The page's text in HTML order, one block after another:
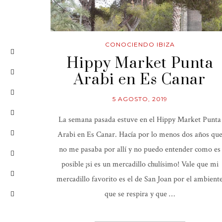
CONOCIENDO IBIZA
Hippy Market Punta
Arabi en Es Canar
5 AGOSTO, 2019
La semana pasada estuve en el Hippy Market Punta
Arabi en Es Canar. Hacía por lo menos dos años que
no me pasaba por allí y no puedo entender como es
posible ¡si es un mercadillo chulísimo! Vale que mi
mercadillo favorito es el de San Joan por el
que se respira y que …